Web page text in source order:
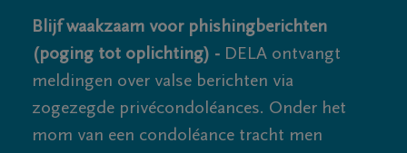
Blijf waakzaam voor phishingberichten
(poging tot oplichting) - DELA ontvangt
meldingen over valse berichten via
zogezegde privécondoléances. Onder het
mom van een condoléance tracht men